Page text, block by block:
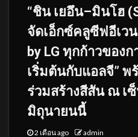
“ชิน เยอึน–มินโฮ
จัดเอ็กซ์คลูซีฟอีเวน
by LG ทุกก้าวของ
เริ่มต้นกับแอลจี”
ร่วมสร้างสีสัน ณ เ
มิถุนายนนี้
2 เดือน ago admin